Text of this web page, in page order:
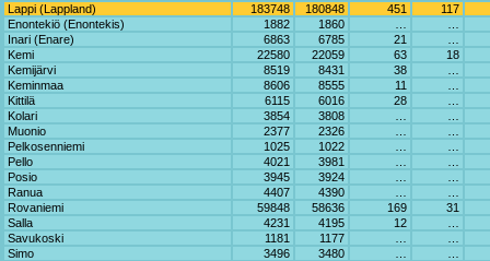
Lappi (Lappland)
183748 180848 451
117
Enontekiö (Enontekis)
1882 1860
Inari (Enare)
6863 6785 21
Kemi
22580 22059 63
18
Kemijärvi
8519 8431 38
Keminmaa
8606 8555 11
Kittilä
6115 6016 28
Kolari
3854 3808
Muonio
2377 2326
Pelkosenniemi
1025 1022
Pello
4021 3981
Posio
3945 3924
Ranua
4407 4390
Rovaniemi
59848 58636 169
31
Salla
4231 4195 12
Savukoski
1181 1177
Simo
3496 3480